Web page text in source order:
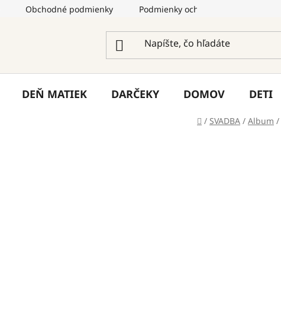
Obchodné podmienky Podmienky ochrany osobných údajov
DEŇ MATIEK DARČEKY DOMOV DETI
Domov
/ SVADBA / Album /